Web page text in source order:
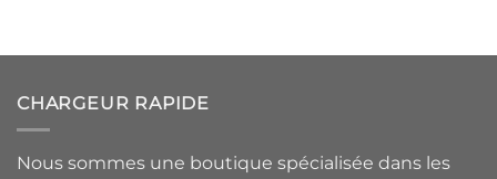
CHARGEUR RAPIDE
Nous sommes une boutique spécialisée dans les